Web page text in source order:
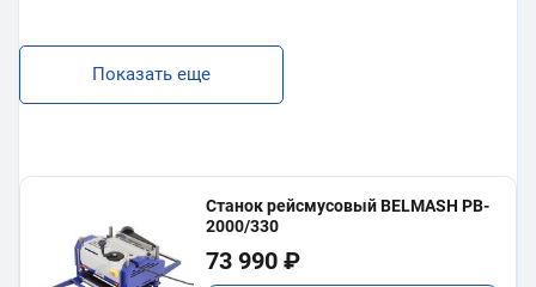
Показать еще
Станок рейсмусовый BELMASH PB-
2000/330
73 990 ₽